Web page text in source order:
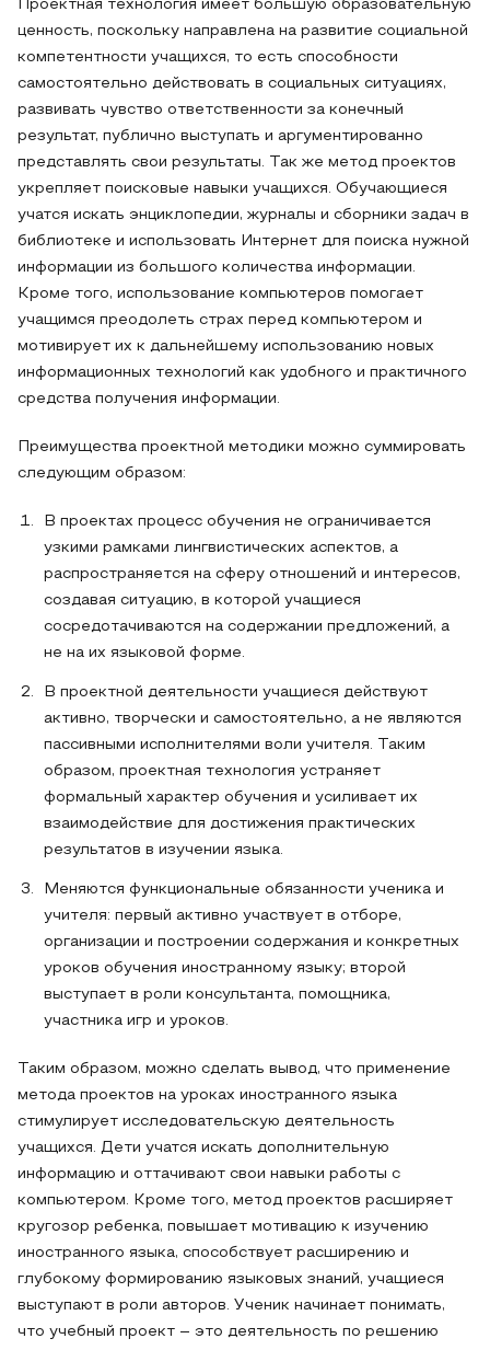
Проектная технология имеет большую образовательную
ценность, поскольку направлена на развитие социальной
компетентности учащихся, то есть способности
самостоятельно действовать в социальных ситуациях,
развивать чувство ответственности за конечный
результат, публично выступать и аргументированно
представлять свои результаты. Так же метод проектов
укрепляет поисковые навыки учащихся. Обучающиеся
учатся искать энциклопедии, журналы и сборники задач в
библиотеке и использовать Интернет для поиска нужной
информации из большого количества информации.
Кроме того, использование компьютеров помогает
учащимся преодолеть страх перед компьютером и
мотивирует их к дальнейшему использованию новых
информационных технологий как удобного и практичного
средства получения информации.
Преимущества проектной методики можно суммировать
следующим образом:
В проектах процесс обучения не ограничивается
узкими рамками лингвистических аспектов, а
распространяется на сферу отношений и интересов,
создавая ситуацию, в которой учащиеся
сосредотачиваются на содержании предложений, а
не на их языковой форме.
В проектной деятельности учащиеся действуют
активно, творчески и самостоятельно, а не являются
пассивными исполнителями воли учителя. Таким
образом, проектная технология устраняет
формальный характер обучения и усиливает их
взаимодействие для достижения практических
результатов в изучении языка.
Меняются функциональные обязанности ученика и
учителя: первый активно участвует в отборе,
организации и построении содержания и конкретных
уроков обучения иностранному языку; второй
выступает в роли консультанта, помощника,
участника игр и уроков.
Таким образом, можно сделать вывод, что применение
метода проектов на уроках иностранного языка
стимулирует исследовательскую деятельность
учащихся. Дети учатся искать дополнительную
информацию и оттачивают свои навыки работы с
компьютером. Кроме того, метод проектов расширяет
кругозор ребенка, повышает мотивацию к изучению
иностранного языка, способствует расширению и
глубокому формированию языковых знаний, учащиеся
выступают в роли авторов. Ученик начинает понимать,
что учебный проект – это деятельность по решению